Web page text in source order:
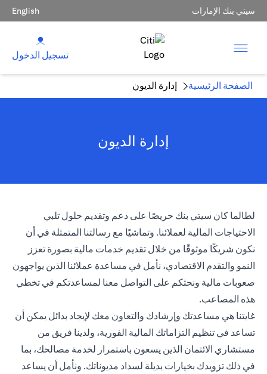
سيتي بنك الإمارات English
تسجيل الدخول
الصفحة الرئيسية إدارة الديون
إدارة الديون
لطالما كان سيتي بنك حريصًا على دعم وتقديم حلول تلبي
الاحتياجات المالية لعملائنا. وتماشيًا مع رسالتنا المتمثلة في أن
نكون شريكًا موثوقًا من خلال تقديم خدمات مالية بصورة تعزز
النمو والتقدم الاقتصادي، نأمل في مساعدة عملائنا الذين يواجهون
صعوبات مالية ونحثكم على التواصل معنا لمساعدتكم في تخطي
هذه المصاعب.
غايتنا هي مساعدتك وإرشادك والتعاون معك لإيجاد بدائل يمكن أن
تساعد في تنظيم التزاماتك المالية الفورية، ولدينا فريق من
مستشاري الائتمان الذين يسعون باستمرار لخدمة مصالحك، بما
في ذلك تزويدك بخيارات بديلة لسداد مديوناتك. ونأمل أن يساعد